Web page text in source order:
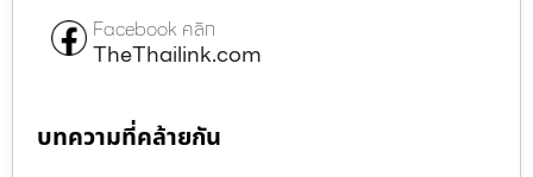
Facebook คลิก
TheThailink.com
บทความที่คล้ายกัน